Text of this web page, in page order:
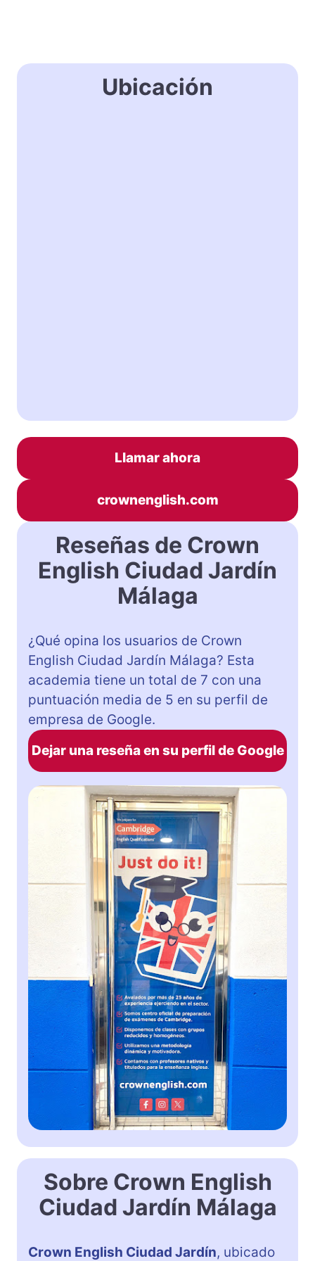
Ubicación
Llamar ahora
crownenglish.com
Reseñas de Crown
English Ciudad Jardín
Málaga
¿Qué opina los usuarios de Crown
English Ciudad Jardín Málaga? Esta
academia tiene un total de 7 con una
puntuación media de 5 en su perfil de
empresa de Google.
Dejar una reseña en su perfil de Google
Sobre Crown English
Ciudad Jardín Málaga
Crown English Ciudad Jardín, ubicado